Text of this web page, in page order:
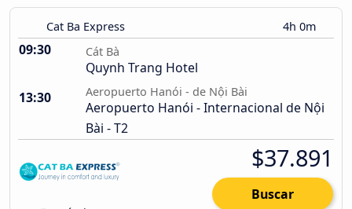
Cat Ba Express 4h 0m
09:30 Cát Bà
Quynh Trang Hotel
13:30
Aeropuerto Hanói - de Nội Bài
Aeropuerto Hanói - Internacional de Nội
Bài - T2
$37.891
Buscar